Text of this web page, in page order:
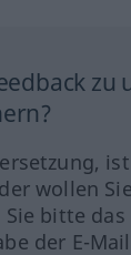
zu
wollen
bitte
der E-